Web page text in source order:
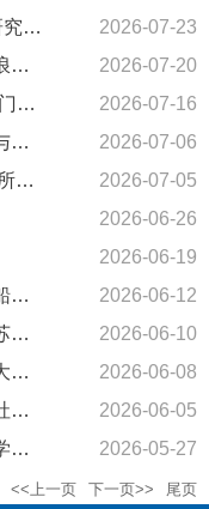
学习强国：构建“立德明理”基础学科研究生党建育人新范式
2026-07-23
学习强国：碧波竞渡展英姿，青春逐浪海韵湖——2026年江苏省大学生龙舟锦标赛激情上演
2026-07-20
全国高校思政网：江苏科技大学以“家门口党建”故事赋能思政金课
2026-07-16
全国高校思政网：江苏科技大学能源与动力学院以船舶动力科普搭建大中小学思政一体化“深蓝桥梁”
2026-07-06
镇江教育在线：校史馆里忆烽火 蚕研所中续传承
2026-07-05
2026-06-26
2026-06-19
中国自然资源报：江苏科技大学深耕船海科创 聚力经略蓝海
2026-06-12
学习强国：实验室搬进学生社区！江苏科技大学海洋科技文化节解锁育人新场景
2026-06-10
现代快报：烈日下的暖心守护！镇江大学生路遇摔倒老人挺身而出
2026-06-08
全国高校思政网：江苏科技大学人文社科学院“行走的美育课堂”打造非遗传承新范式
2026-06-05
光明日报客户端：江苏科技大学能动学院开展研学实践活动
2026-05-27
<<上一页 下一页>> 尾页